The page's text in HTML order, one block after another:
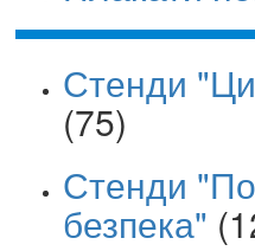
Стенди
(75)
Стенди
безпека"